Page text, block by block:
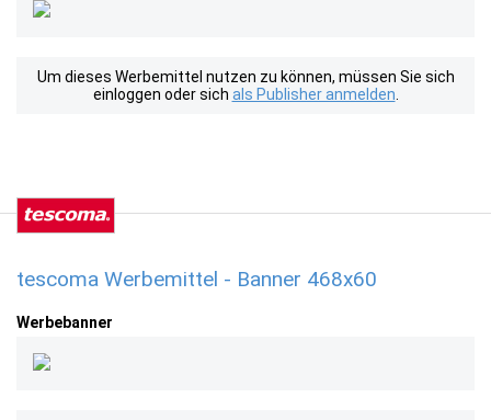
Um dieses Werbemittel nutzen zu können, müssen Sie sich
einloggen oder sich als Publisher anmelden
tescoma Werbemittel - Banner 468x60
Werbebanner